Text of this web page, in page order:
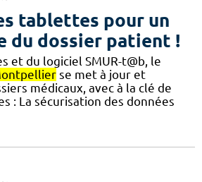
tablettes pour un
du dossier patient !
et du logiciel SMUR-t@b, le
se met à jour et
médicaux, avec à la clé de
: ​​La sécurisation des données